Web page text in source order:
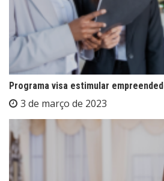
Programa visa estimular
3 de março de 2023